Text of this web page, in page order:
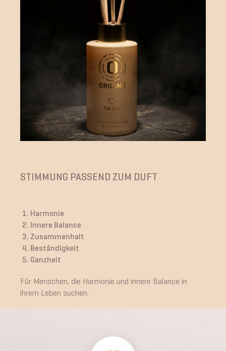
STIMMUNG PASSEND ZUM DUFT
Harmonie
Innere Balance
Zusammenhalt
Beständigkeit
Ganzheit
Für Menschen, die Harmonie und innere Balance in
ihrem Leben suchen.